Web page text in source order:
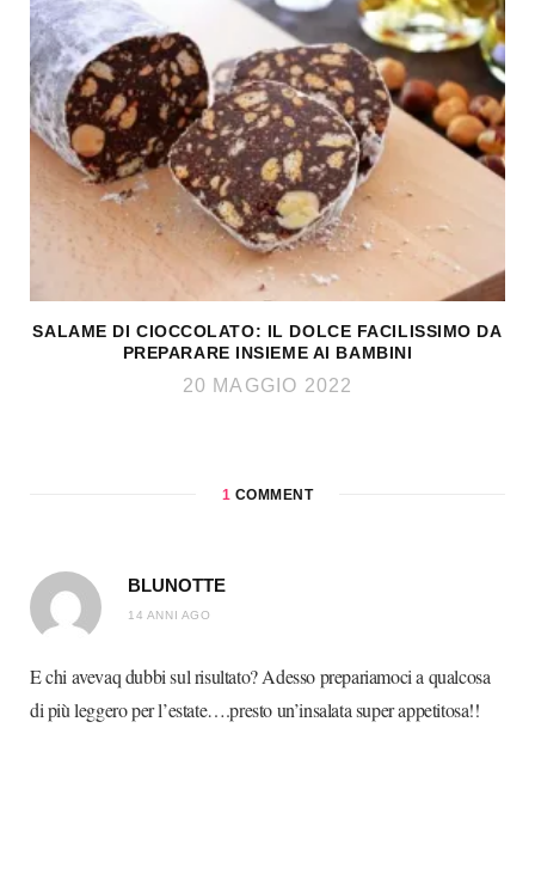
SALAME DI CIOCCOLATO: IL DOLCE FACILISSIMO DA
PREPARARE INSIEME AI BAMBINI
20 MAGGIO 2022
1 COMMENT
BLUNOTTE
14 ANNI AGO
E chi avevaq dubbi sul risultato? Adesso prepariamoci a qualcosa
di più leggero per l’estate….presto un’insalata super appetitosa!!